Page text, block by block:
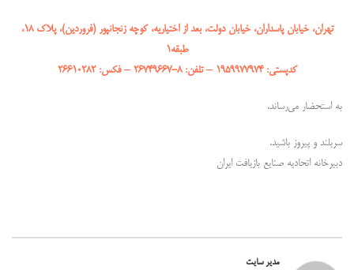
تهران، خیابان پاسداران، خیابان دولت، بعد از اختیاریه، کوچه زنجانپور (فروردین)، پلاک ۱۸،
طبقه۱
کدپستی: ۱۹۵۹۹۷۷۹۷۴ – تلفن: ۸-۲۶۷۴۹۶۶۷ – فکس: ۲۶۶۱۰۲۸۲
به استحضار می‌رساند.
سربلند و پیروز باشید.
دبیرخانه اتحادیه صنایع بازیافت ایران
مدیر سایت